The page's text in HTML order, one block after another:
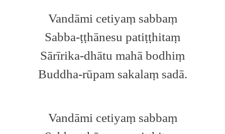
Vandāmi cetiyaṃ sabbaṃ
Sabba-ṭṭhānesu patiṭṭhitaṃ
Sārīrika-dhātu mahā bodhiṃ
Buddha-rūpam sakalaṃ sadā.
Vandāmi cetiyaṃ sabbaṃ